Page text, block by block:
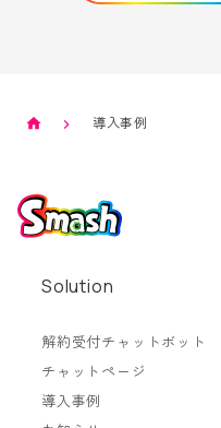
導入事例
Solution
解約受付チャットボット
チャットページ
導入事例